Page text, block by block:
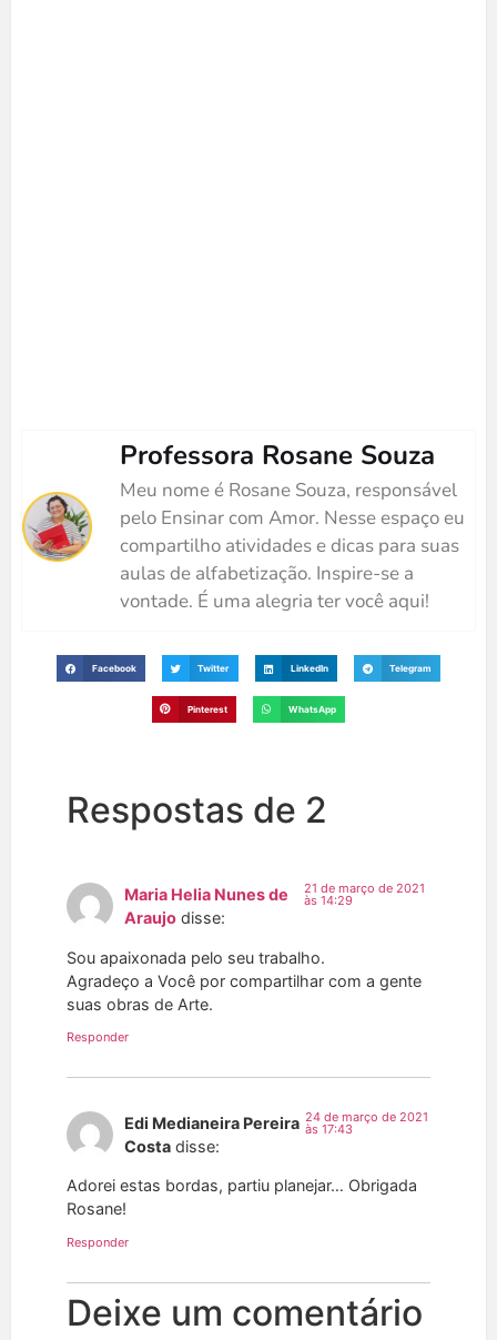
Professora Rosane Souza
Meu nome é Rosane Souza, responsável
pelo Ensinar com Amor. Nesse espaço eu
compartilho atividades e dicas para suas
aulas de alfabetização. Inspire-se a
vontade. É uma alegria ter você aqui!
Facebook Twitter LinkedIn Telegram
Pinterest WhatsApp
Respostas de 2
Maria Helia Nunes de
Araujo disse:
21 de março de 2021
às 14:29
Sou apaixonada pelo seu trabalho.
Agradeço a Você por compartilhar com a gente
suas obras de Arte.
Responder
Edi Medianeira Pereira
Costa disse:
24 de março de 2021
às 17:43
Adorei estas bordas, partiu planejar… Obrigada
Rosane!
Responder
Deixe um comentário